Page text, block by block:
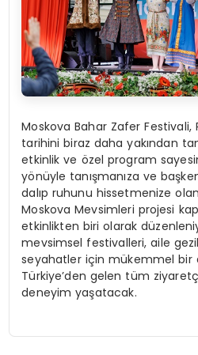
Moskova Bahar Zafer Festivali,
tarihini biraz daha yakından
etkinlik ve özel program
yönüyle tanışmanıza ve
dalıp ruhunu hissetmenize
Moskova Mevsimleri projesi
etkinlikten biri olarak
mevsimsel festivalleri, aile
seyahatler için mükemmel bir
Türkiye’den gelen tüm
deneyim yaşatacak.